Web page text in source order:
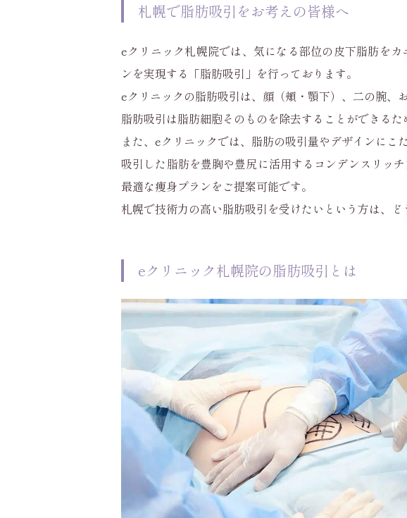
札幌で脂肪吸引をお考えの皆様へ
eクリニック札幌院では、気になる部位の皮下脂肪を
ンを実現する「脂肪吸引」を行っております。
eクリニックの脂肪吸引は、顔（頬・顎下）、二の腕、
脂肪吸引は脂肪細胞そのものを除去することができる
また、eクリニックでは、脂肪の吸引量やデザインにこ
吸引した脂肪を豊胸や豊尻に活用するコンデンスリッ
最適な痩身プランをご提案可能です。
札幌で技術力の高い脂肪吸引を受けたいという方は、
eクリニック札幌院の脂肪吸引とは